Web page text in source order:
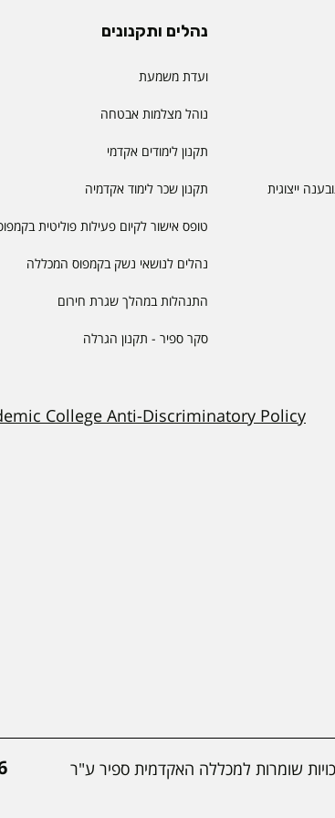
ייצוגית
נהלים ותקנונים
ועדת משמעת
נוהל מצלמות אבטחה
תקנון לימודים אקדמי
תקנון שכר לימוד אקדמיה
טופס אישור לקיום פעילות פוליטית
נהלים לנושאי נשק בקמפוס המכללה
התנהלות במהלך שגרת חירום
סקר ספיר - תקנון הגרלה
College Anti-Discriminatory Policy
שומרות למכללה האקדמית ספיר ע"ר